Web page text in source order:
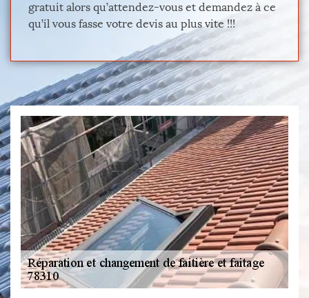
gratuit alors qu’attendez-vous et demandez à ce
qu’il vous fasse votre devis au plus vite !!!